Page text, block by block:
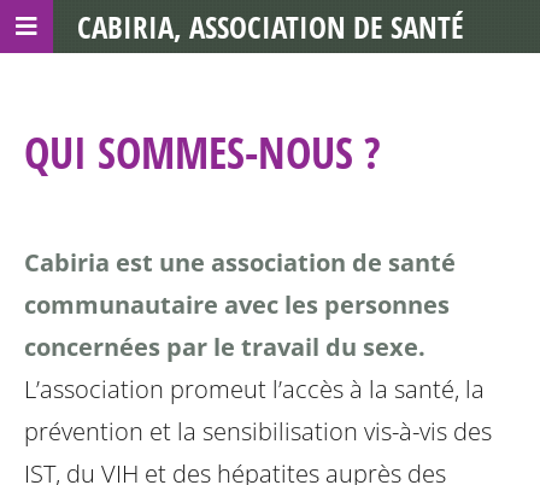
QUI SOMMES-NOUS ?
Cabiria est une association de santé
communautaire avec les personnes
concernées par le travail du sexe.
L’association promeut l’accès à la santé, la
prévention et la sensibilisation vis-à-vis des
IST, du VIH et des hépatites auprès des
CABIRIA, ASSOCIATION DE SANTÉ